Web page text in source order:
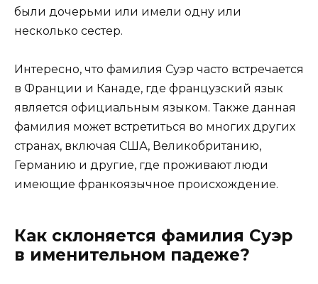
были дочерьми или имели одну или
несколько сестер.
Интересно, что фамилия Суэр часто встречается
в Франции и Канаде, где французский язык
является официальным языком. Также данная
фамилия может встретиться во многих других
странах, включая США, Великобританию,
Германию и другие, где проживают люди
имеющие франкоязычное происхождение.
Как склоняется фамилия Суэр
в именительном падеже?